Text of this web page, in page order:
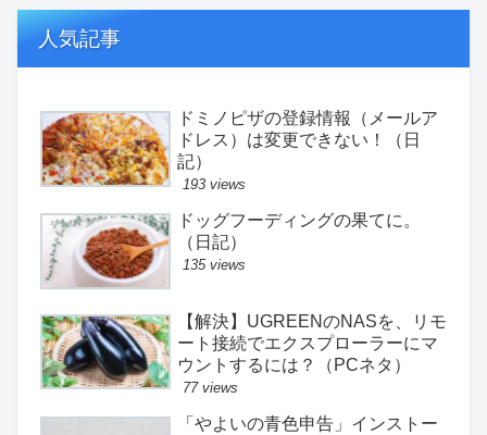
人気記事
ドミノピザの登録情報（メールア
ドレス）は変更できない！（日
記）
193 views
ドッグフーディングの果てに。
（日記）
135 views
【解決】UGREENのNASを、リモ
ート接続でエクスプローラーにマ
ウントするには？（PCネタ）
77 views
「やよいの青色申告」インストー